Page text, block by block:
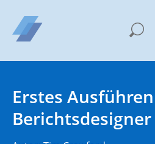
Erstes
Berichtsdesigner